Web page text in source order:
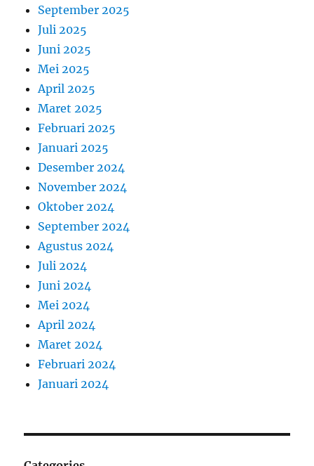
September 2025
Juli 2025
Juni 2025
Mei 2025
April 2025
Maret 2025
Februari 2025
Januari 2025
Desember 2024
November 2024
Oktober 2024
September 2024
Agustus 2024
Juli 2024
Juni 2024
Mei 2024
April 2024
Maret 2024
Februari 2024
Januari 2024